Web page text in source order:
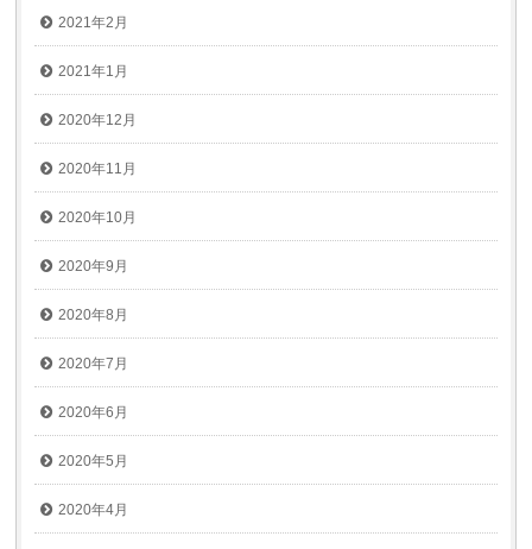
2021年2月
2021年1月
2020年12月
2020年11月
2020年10月
2020年9月
2020年8月
2020年7月
2020年6月
2020年5月
2020年4月